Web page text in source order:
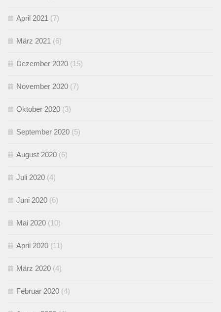
April 2021 (7)
März 2021 (6)
Dezember 2020 (15)
November 2020 (7)
Oktober 2020 (3)
September 2020 (5)
August 2020 (6)
Juli 2020 (4)
Juni 2020 (6)
Mai 2020 (10)
April 2020 (11)
März 2020 (4)
Februar 2020 (4)